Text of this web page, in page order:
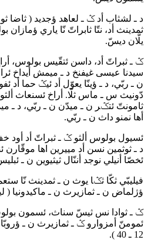
د ـ لشثاب أد ݣ ـ لعاهد ؤجديد ( ثاضا
ثمدينث أد، نتّا ثابراتّ نّا ياري
يلّان ديسّ.
ݣ ـ ثبراتّ أد، داسن ئتقّيس بولوس،
سيدنا عيسى غيفنخ د ـ ميمش أيداخ
ن ـ ربّي، د ـ ؤينّا يعوّل أد ئيݣ حما
دّونيث س ـ ماس ثلّا. أراخ ئسنعاث
ثامونتّ ئتݣر ن ـ ميدّن ن ـ ربّي، د ـ
أها نمنو داث ن ـ ربّي.
ئسيول بولوس ألثو ݣ ـ ثبراتّ أد
د ـ ثوثمين نسن أد مييرين اها
ئخصّا أنيلي نوجد أننّال ثيثيوين ن ـ
فيليبّي ثكّا ثݣا يوث ن ـ ثمدينث نّا
ؤژلماض ن ـ ثمازيرث ن ـ ماكيدونيا (
ݣ ـ ثوادا نس ثيسّ سناث، ئسمون
12 ـ 40 ).